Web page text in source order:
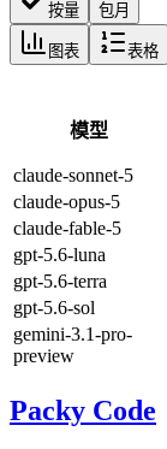
按量 包月
图表 表格
模型
claude-sonnet-5
claude-opus-5
claude-fable-5
gpt-5.6-luna
gpt-5.6-terra
gpt-5.6-sol
gemini-3.1-pro-
preview
Packy Code